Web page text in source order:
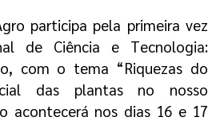
participa pela primeira vez
de Ciência e Tecnologia:
com o tema “Riquezas do
das plantas no nosso
acontecerá nos dias 16 e 17